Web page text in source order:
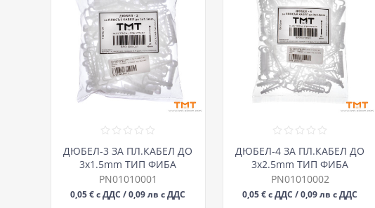
ДЮБЕЛ-3 ЗА ПЛ.КАБЕЛ ДО
3х1.5mm ТИП ФИБА
PN01010001
0,05 € с ДДС / 0,09 лв с ДДС
ДЮБЕЛ-4 ЗА ПЛ.КАБЕЛ ДО
3х2.5mm ТИП ФИБА
PN01010002
0,05 € с ДДС / 0,09 лв с ДДС